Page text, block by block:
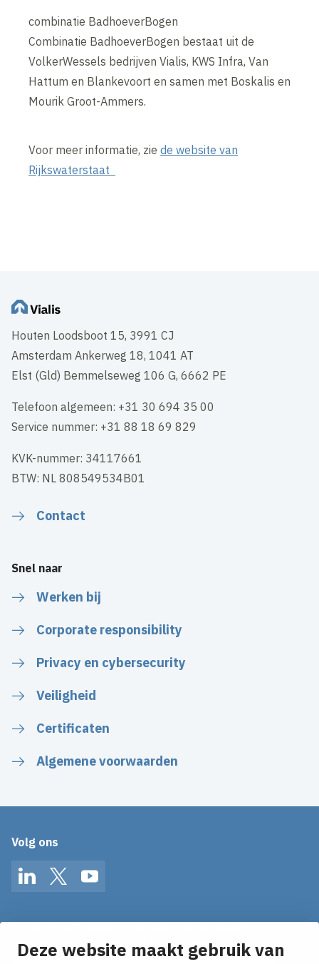
Deze website maakt gebruik van
combinatie BadhoeverBogen
Combinatie BadhoeverBogen bestaat uit de
VolkerWessels bedrijven Vialis, KWS Infra, Van
Hattum en Blankevoort en samen met Boskalis en
Mourik Groot-Ammers.
Voor meer informatie, ziede website van
Rijkswaterstaat
Houten Loodsboot 15, 3991 CJ
Amsterdam Ankerweg 18, 1041 AT
Elst (Gld) Bemmelseweg 106 G, 6662 PE
Telefoon algemeen: +31 30 694 35 00
Service nummer: +31 88 18 69 829
KVK-nummer: 34117661
BTW: NL 808549534B01
Contact
Snel naar
Werken bij
Corporate responsibility
Privacy en cybersecurity
Veiligheid
Certificaten
Algemene voorwaarden
Volg ons
LinkedInTwitterYouTube
Ontvang onze nieuws alerts in je mailbox!